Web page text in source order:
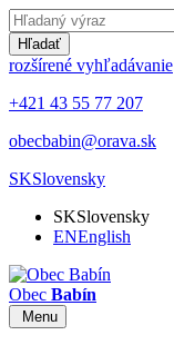
Hľadať
rozšírené vyhľadávanie
+421 43 55 77 207
obecbabin@orava.sk
SKSlovensky
SKSlovensky
ENEnglish
Obec Babín
Menu